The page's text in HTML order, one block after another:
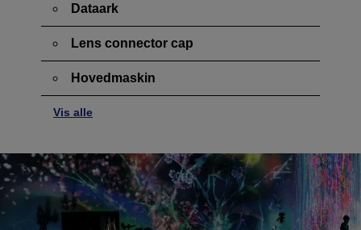
Dataark
Lens connector cap
Hovedmaskin
Vis alle